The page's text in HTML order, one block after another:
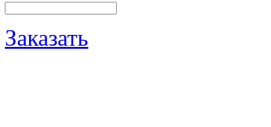
Заказать